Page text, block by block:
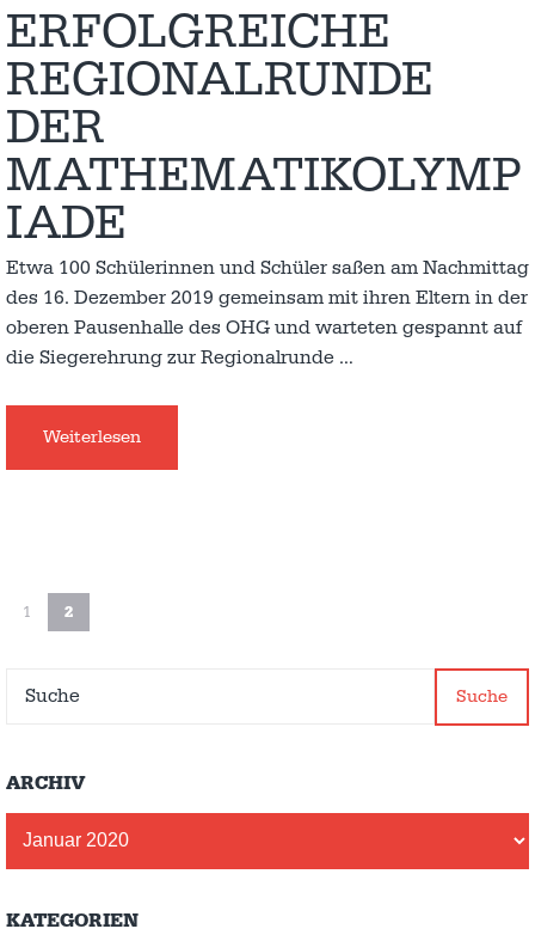
ERFOLGREICHE
REGIONALRUNDE
DER
MATHEMATIKOLYMP
IADE
Etwa 100 Schülerinnen und Schüler saßen am Nachmittag
des 16. Dezember 2019 gemeinsam mit ihren Eltern in der
oberen Pausenhalle des OHG und warteten gespannt auf
die Siegerehrung zur Regionalrunde …
Weiterlesen
1 2
Suche
ARCHIV
KATEGORIEN